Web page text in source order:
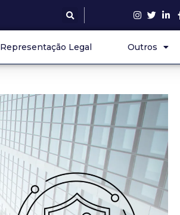
Representação Legal Outros